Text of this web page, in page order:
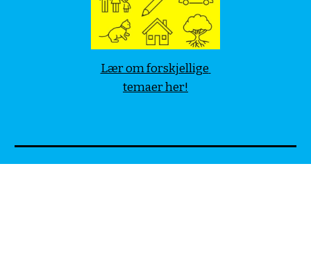
Lær om forskjellige
temaer her!